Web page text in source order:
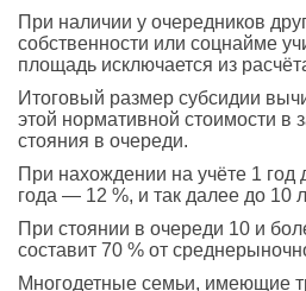
При наличии у очередников
собственности или соцнайме
площадь исключается из
Итоговый размер субсидии
этой нормативной стоимости в
стояния в очереди.
При нахождении на учёте 1 год
года — 12 %, и так далее до 10
При стоянии в очереди 10 и
составит 70 % от
Многодетные семьи, имеющие